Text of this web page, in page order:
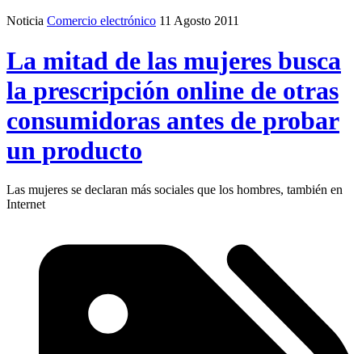
Noticia Comercio electrónico 11 Agosto 2011
La mitad de las mujeres busca
la prescripción online de otras
consumidoras antes de probar
un producto
Las mujeres se declaran más sociales que los hombres, también en
Internet